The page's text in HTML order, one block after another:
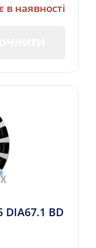
в наявності
DIA67.1 BD